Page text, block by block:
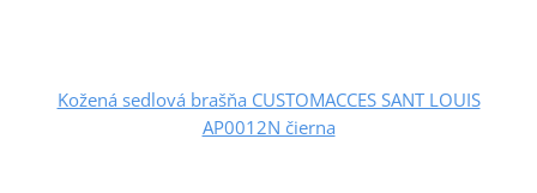
Kožená sedlová brašňa CUSTOMACCES SANT LOUIS
AP0012N čierna